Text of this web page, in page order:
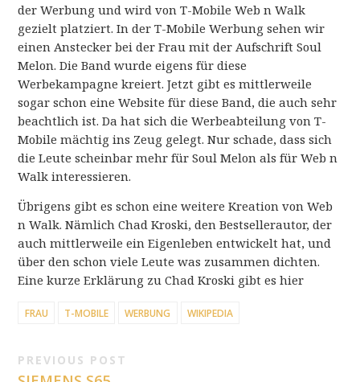
der Werbung und wird von T-Mobile Web n Walk
gezielt platziert. In der T-Mobile Werbung sehen wir
einen Anstecker bei der Frau mit der Aufschrift Soul
Melon. Die Band wurde eigens für diese
Werbekampagne kreiert. Jetzt gibt es mittlerweile
sogar schon eine Website für diese Band, die auch sehr
beachtlich ist. Da hat sich die Werbeabteilung von T-
Mobile mächtig ins Zeug gelegt. Nur schade, dass sich
die Leute scheinbar mehr für Soul Melon als für Web n
Walk interessieren.
Übrigens gibt es schon eine weitere Kreation von Web
n Walk. Nämlich Chad Kroski, den Bestsellerautor, der
auch mittlerweile ein Eigenleben entwickelt hat, und
über den schon viele Leute was zusammen dichten.
Eine kurze Erklärung zu Chad Kroski gibt es hier
FRAU T-MOBILE WERBUNG WIKIPEDIA
PREVIOUS POST